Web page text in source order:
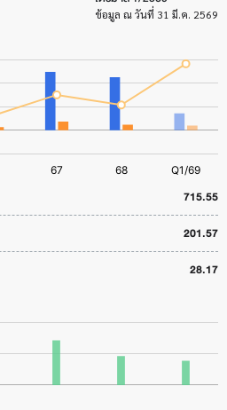
ข้อมูล ณ วันที่ 31 มี.ค. 2569
715.55
201.57
28.17